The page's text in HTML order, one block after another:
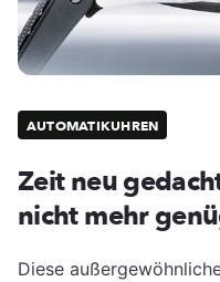
AUTOMATIKUHREN
Zeit neu
nicht mehr
Diese